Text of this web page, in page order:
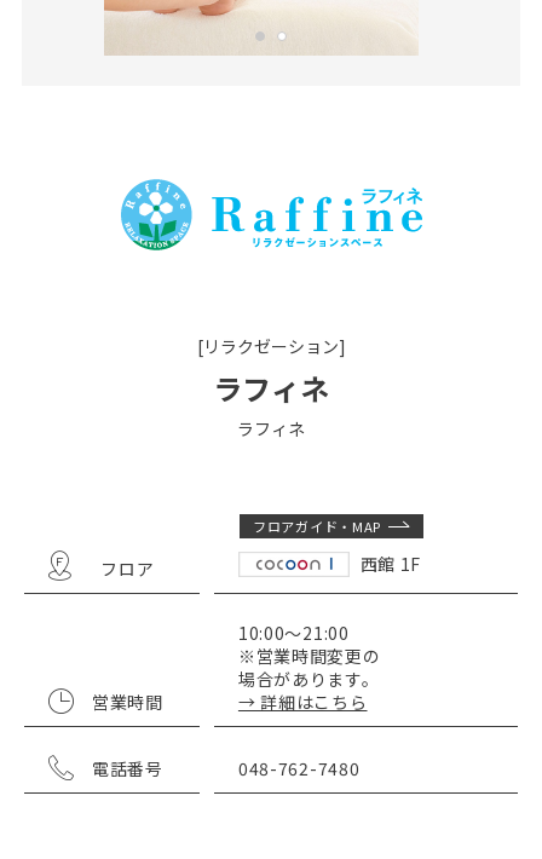
[リラクゼーション]
ラフィネ
ラフィネ
フロア
フロアガイド・MAP
西館 1F
営業時間
10:00～21:00
※営業時間変更の
場合があります。
→ 詳細はこちら
電話番号 048-762-7480